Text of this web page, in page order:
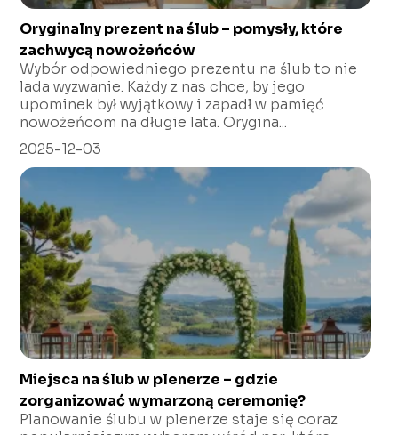
Oryginalny prezent na ślub – pomysły, które
zachwycą nowożeńców
Wybór odpowiedniego prezentu na ślub to nie
lada wyzwanie. Każdy z nas chce, by jego
upominek był wyjątkowy i zapadł w pamięć
nowożeńcom na długie lata. Orygina...
2025-12-03
Miejsca na ślub w plenerze – gdzie
zorganizować wymarzoną ceremonię?
Planowanie ślubu w plenerze staje się coraz